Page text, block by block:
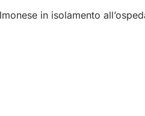
in isolamento